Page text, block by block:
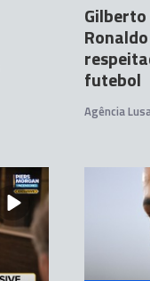
futebol
Agência